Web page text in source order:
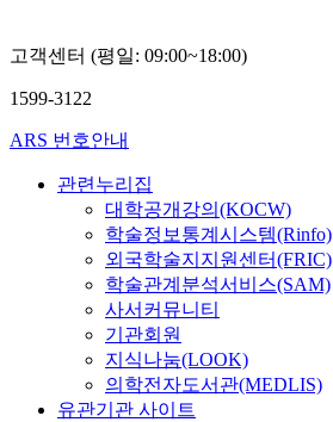
권
고객센터 (평일: 09:00~18:00)
1599-3122
ARS 번호안내
관련누리집
대학공개강의(KOCW)
학술정보통계시스템(Rinfo)
외국학술지지원센터(FRIC)
학술관계분석서비스(SAM)
사서커뮤니티
기관회원
지식나눔(LOOK)
의학전자도서관(MEDLIS)
유관기관 사이트